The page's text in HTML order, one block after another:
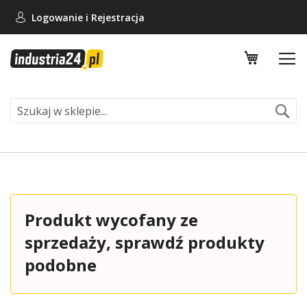
Logowanie i Rejestracja
Mój
Produkt wycofany ze
sprzedaży, sprawdź produkty
podobne